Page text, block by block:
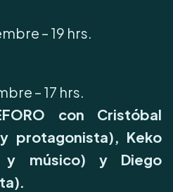
– 19 hrs.
– 17 hrs.
con Cristóbal
protagonista), Keko
y músico) y Diego